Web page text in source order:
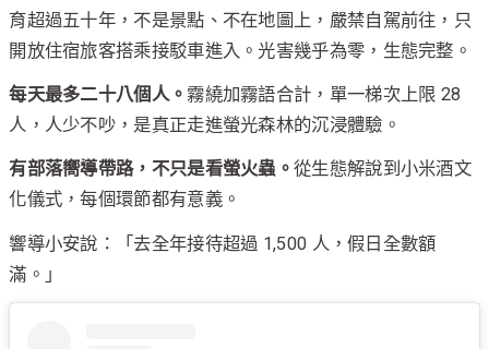
育超過五十年，不是景點、不在地圖上，嚴禁自駕前往，只
開放住宿旅客搭乘接駁車進入。光害幾乎為零，生態完整。
每天最多二十八個人。霧繞加霧語合計，單一梯次上限 28
人，人少不吵，是真正走進螢光森林的沉浸體驗。
有部落嚮導帶路，不只是看螢火蟲。從生態解說到小米酒文
化儀式，每個環節都有意義。
響導小安說：「去全年接待超過 1,500 人，假日全數額
滿。」